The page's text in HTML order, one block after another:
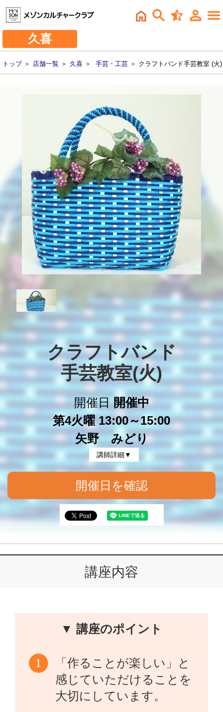
久喜
トップ＞ 店舗一覧 ＞ 久喜 ＞ 手芸・工芸 ＞ クラフトバンド手芸教室 (火)
クラフトバンド
手芸教室(火)
開催日開催中
第4火曜 13:00～15:00
矢野 みどり
講師詳細▼
開催日を確認
講座内容
▼ 講座のポイント
「作ることが楽しい」と
感じていただけることを
大切にしています。